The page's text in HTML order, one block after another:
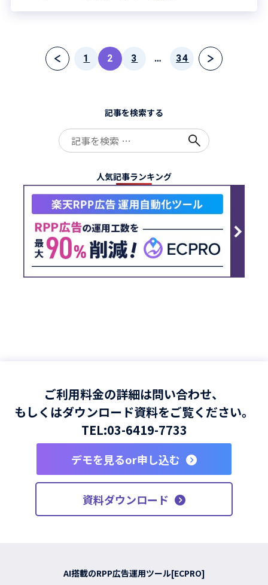
1 2 3 … 34
記事を検索する
Search
for:
人気記事ランキング
ご利用料金の詳細は問い合わせ、
もしくはダウンロード資料をご覧ください。
TEL:03-6419-7733
デモを見るor申し込む
資料ダウンロード
AI搭載のRPP広告運用ツール[ECPRO]